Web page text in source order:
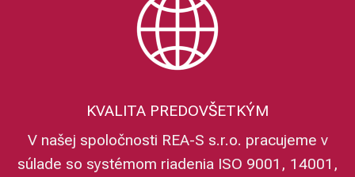
KVALITA PREDOVŠETKÝM
V našej spoločnosti REA-S s.r.o. pracujeme v
súlade so systémom riadenia ISO 9001, 14001,